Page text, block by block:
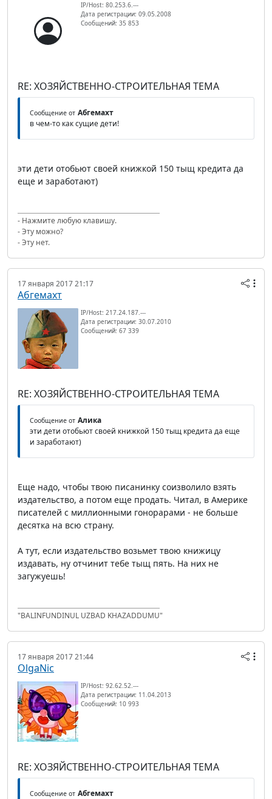
IP/Host: 80.253.6.---
Дата регистрации: 09.05.2008
Сообщений: 35 853
RE: ХОЗЯЙСТВЕННО-СТРОИТЕЛЬНАЯ ТЕМА
Сообщение от Абгемахт
в чем-то как сущие дети!
эти дети отобьют своей книжкой 150 тыщ кредита да
еще и заработают)
- Нажмите любую клавишу.
- Эту можно?
- Эту нет.
17 января 2017 21:17
Абгемахт
IP/Host: 217.24.187.---
Дата регистрации: 30.07.2010
Сообщений: 67 339
RE: ХОЗЯЙСТВЕННО-СТРОИТЕЛЬНАЯ ТЕМА
Сообщение от Алика
эти дети отобьют своей книжкой 150 тыщ кредита да еще
и заработают)
Еще надо, чтобы твою писанинку соизволило взять
издательство, а потом еще продать. Читал, в Америке
писателей с миллионными гонорарами - не больше
десятка на всю страну.
А тут, если издательство возьмет твою книжицу
издавать, ну отчинит тебе тыщ пять. На них не
загужуешь!
"BALINFUNDINUL UZBAD KHAZADDUMU"
17 января 2017 21:44
OlgaNic
IP/Host: 92.62.52.---
Дата регистрации: 11.04.2013
Сообщений: 10 993
RE: ХОЗЯЙСТВЕННО-СТРОИТЕЛЬНАЯ ТЕМА
Сообщение от Абгемахт